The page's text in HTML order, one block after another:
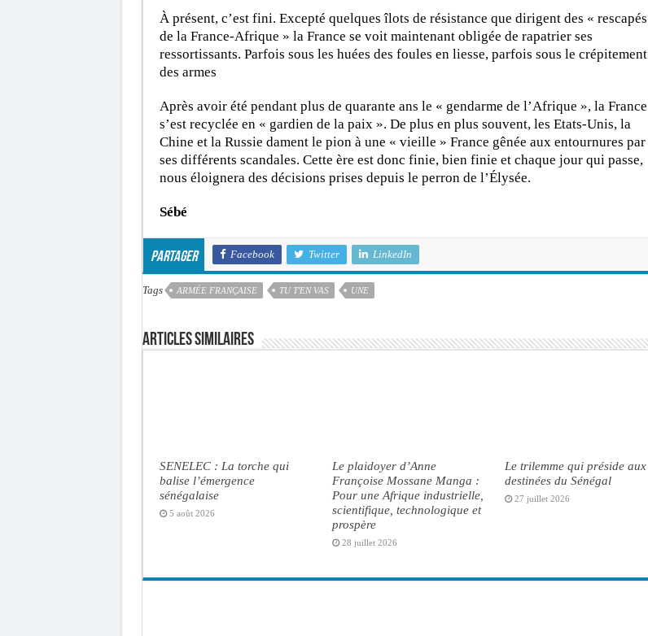
À présent, c’est fini. Excepté quelques îlots de résistance que dirigent des « rescapés
de la France-Afrique » la France se voit maintenant obligée de rapatrier ses
ressortissants. Parfois sous les huées des foules en liesse, parfois sous le crépitement
des armes
Après avoir été pendant plus de quarante ans le « gendarme de l’Afrique », la France
s’est recyclée en « gardien de la paix ». De plus en plus souvent, les Etats-Unis, la
Chine et la Russie dament le pion à une « vieille » France gênée aux entournures par
ses différents scandales. Cette ère est donc finie, bien finie et chaque jour qui passe,
nous éloignera des décisions prises depuis le perron de l’Élysée.
Sébé
Partager Facebook Twitter LinkedIn
Tags ARMÉE FRANÇAISE TU T'EN VAS UNE
Articles similaires
SENELEC : La torche qui
balise l’émergence
sénégalaise
5 août 2026
Le plaidoyer d’Anne
Françoise Mossane Manga :
Pour une Afrique industrielle,
scientifique, technologique et
prospère
28 juillet 2026
Le trilemme qui préside aux
destinées du Sénégal
27 juillet 2026